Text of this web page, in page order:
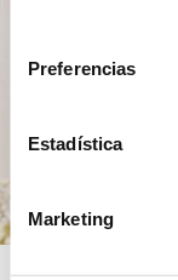
Preferencias
Estadística
Marketing